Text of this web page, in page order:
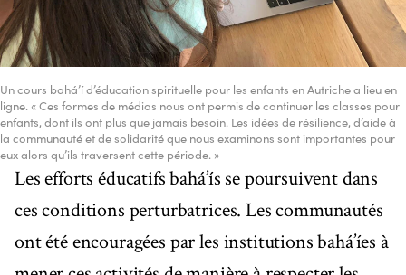
Un cours bahá’í d’éducation spirituelle pour les enfants en Autriche a lieu en
ligne. « Ces formes de médias nous ont permis de continuer les classes pour
enfants, dont ils ont plus que jamais besoin. Les idées de résilience, d’aide à
la communauté et de solidarité que nous examinons sont importantes pour
eux alors qu’ils traversent cette période. »
Les efforts éducatifs bahá’ís se poursuivent dans
ces conditions perturbatrices. Les communautés
ont été encouragées par les institutions bahá’íes à